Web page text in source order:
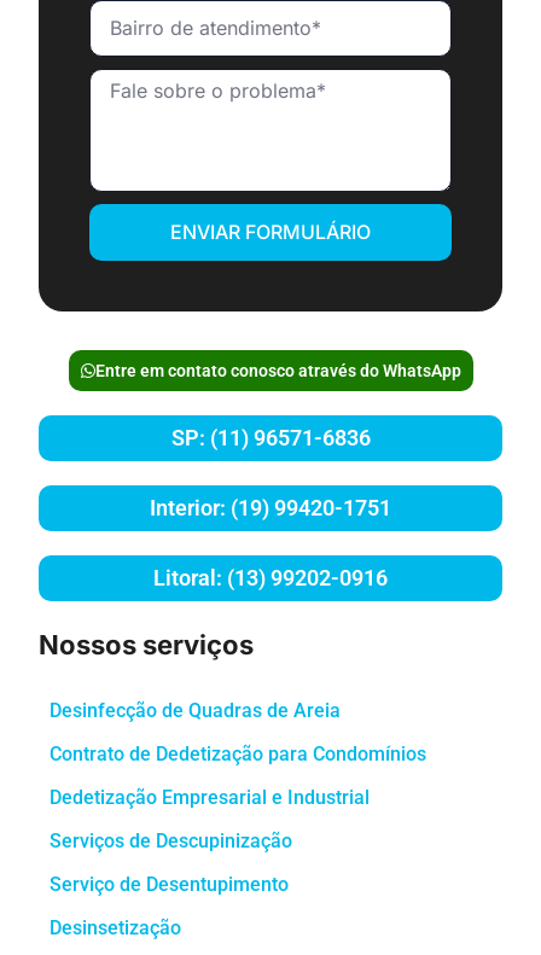
ENVIAR FORMULÁRIO
Entre em contato conosco através do WhatsApp
SP: (11) 96571-6836
Interior: (19) 99420-1751
Litoral: (13) 99202-0916
Nossos serviços
Desinfecção de Quadras de Areia
Contrato de Dedetização para Condomínios
Dedetização Empresarial e Industrial
Serviços de Descupinização
Serviço de Desentupimento
Desinsetização